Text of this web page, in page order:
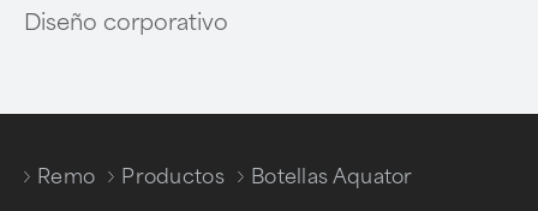
Diseño corporativo
Remo
Productos
Botellas Aquator